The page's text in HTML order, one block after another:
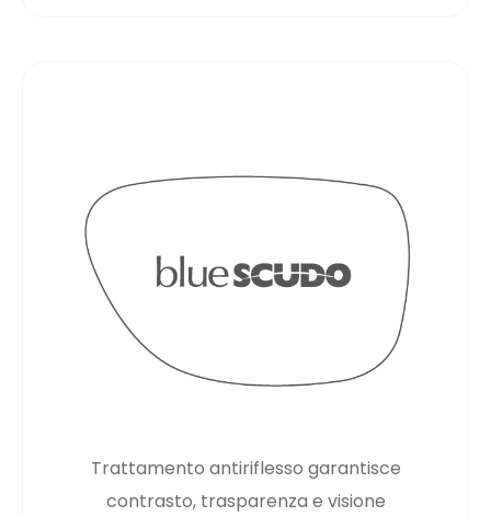
Trattamento antiriflesso garantisce
contrasto, trasparenza e visione